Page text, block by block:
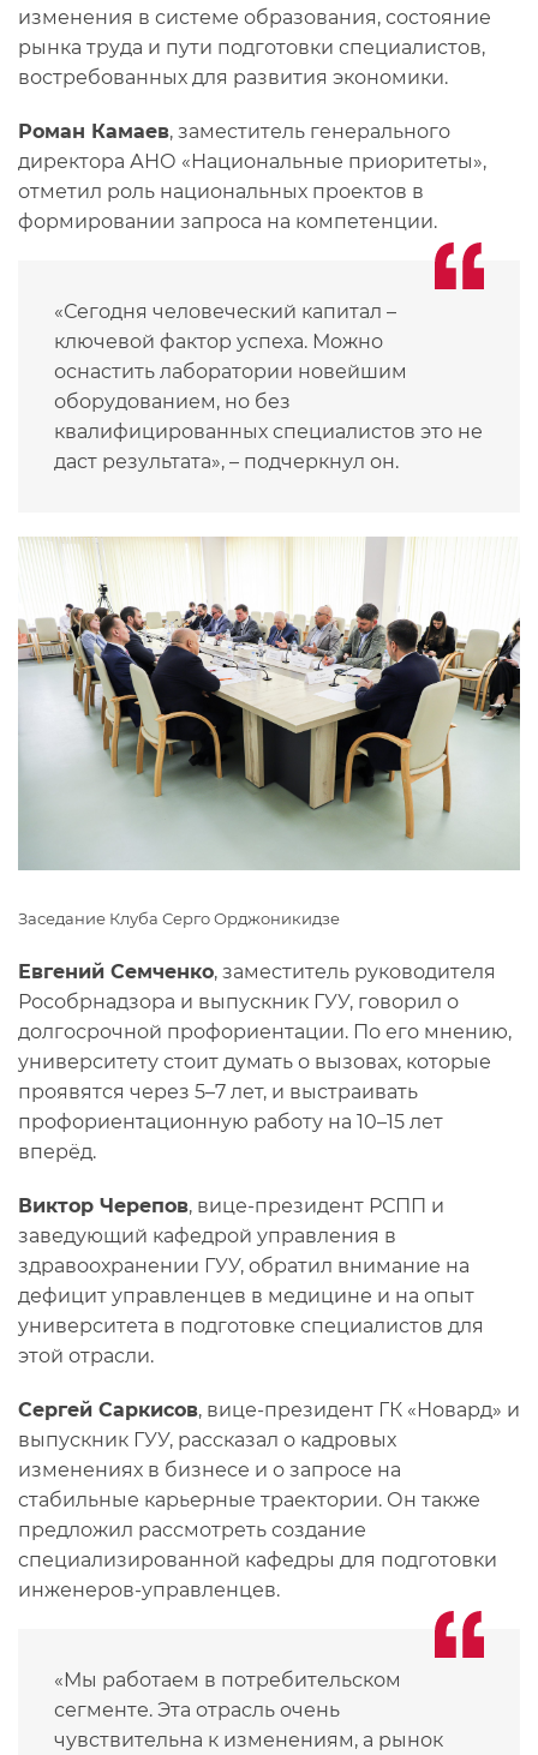
изменения в системе образования, состояние
рынка труда и пути подготовки специалистов,
востребованных для развития экономики.
Роман Камаев, заместитель генерального
директора АНО «Национальные приоритеты»,
отметил роль национальных проектов в
формировании запроса на компетенции.
«Сегодня человеческий капитал –
ключевой фактор успеха. Можно
оснастить лаборатории новейшим
оборудованием, но без
квалифицированных специалистов это не
даст результата», – подчеркнул он.
Заседание Клуба Серго Орджоникидзе
Евгений Семченко, заместитель руководителя
Рособрнадзора и выпускник ГУУ, говорил о
долгосрочной профориентации. По его мнению,
университету стоит думать о вызовах, которые
проявятся через 5–7 лет, и выстраивать
профориентационную работу на 10–15 лет
вперёд.
Виктор Черепов, вице-президент РСПП и
заведующий кафедрой управления в
здравоохранении ГУУ, обратил внимание на
дефицит управленцев в медицине и на опыт
университета в подготовке специалистов для
этой отрасли.
Сергей Саркисов, вице-президент ГК «Новард» и
выпускник ГУУ, рассказал о кадровых
изменениях в бизнесе и о запросе на
стабильные карьерные траектории. Он также
предложил рассмотреть создание
специализированной кафедры для подготовки
инженеров-управленцев.
«Мы работаем в потребительском
сегменте. Эта отрасль очень
чувствительна к изменениям, а рынок